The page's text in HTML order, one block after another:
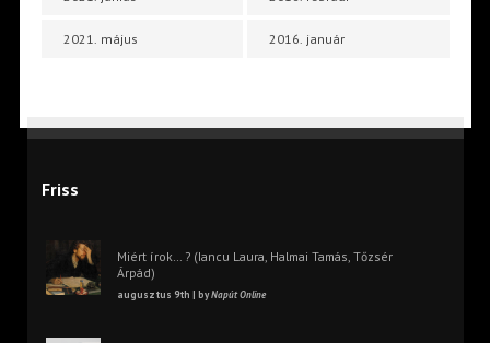
2021. május 2016. január
Friss
Miért írok… ? (Iancu Laura, Halmai Tamás, Tőzsér
Árpád)
augusztus 9th | byNapút Online